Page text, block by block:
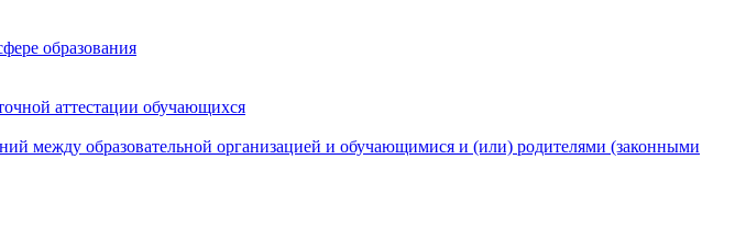
образования
аттестации обучающихся
между образовательной организацией и обучающимися и (или) родителями (законными